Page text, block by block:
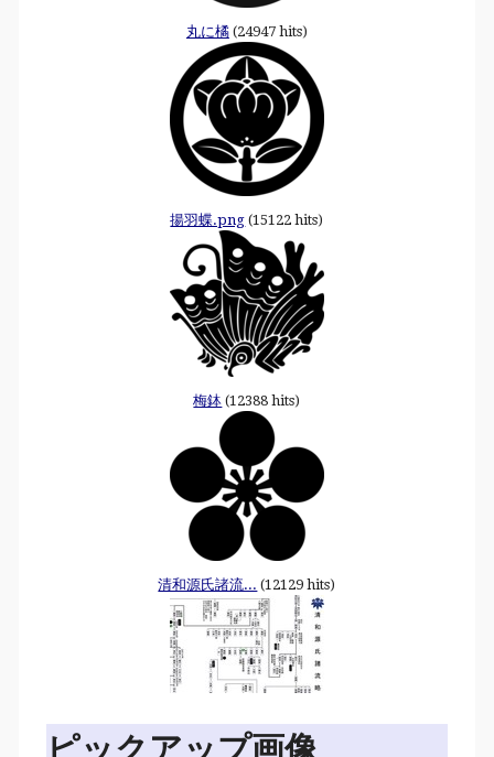
丸に橘(24947 hits)
揚羽蝶.png (15122 hits)
梅鉢 (12388 hits)
清和源氏諸流... (12129 hits)
ピックアップ画像